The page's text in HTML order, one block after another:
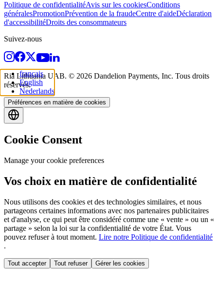
Politique de confidentialitéAvis sur les cookiesConditions
généralesPromotionPrévention de la fraudeCentre d'aideDéclaration
d'accessibilitéDroits des consommateurs
Suivez-nous
Ria Lithuania UAB. © 2026 Dandelion Payments, Inc. Tous droits
réservés.
Préférences en matière de cookies
français
English
Nederlands
Cookie Consent
Manage your cookie preferences
Vos choix en matière de confidentialité
Nous utilisons des cookies et des technologies similaires, et nous
partageons certaines informations avec nos partenaires publicitaires
et d'analyse, ce qui peut être considéré comme une « vente » ou un «
partage » selon la loi sur la confidentialité de votre État. Vous
pouvez refuser à tout moment. Lire notre Politique de confidentialité
.
Tout accepter Tout refuser Gérer les cookies